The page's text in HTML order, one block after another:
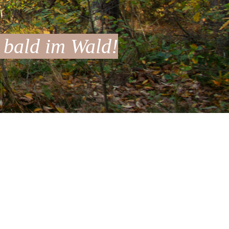
im Wald!